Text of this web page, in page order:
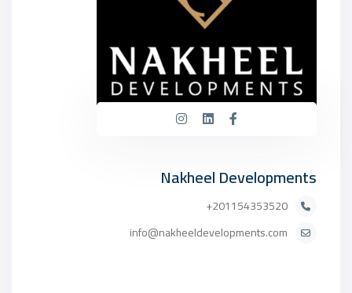
Nakheel Developments
201154353520+
info@nakheeldevelopments.com